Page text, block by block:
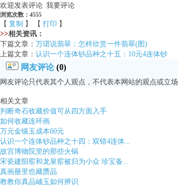
欢迎发表评论 我要评论
浏览次数：4555
【 复制 】 【 打印 】
>>相关资讯：
下篇文章： 万珺说翡翠：怎样欣赏一件翡翠(图)
上篇文章： 认识一个连体钞品种之十五：10元4连体钞
网友评论 (0)
网友评论只代表其个人观点，不代表本网站的观点或立场
相关文章
判断奇石收藏价值可从四方面入手
如何收藏连环画
万元金镶玉成本60元
认识一个连体钞品种之十四：双错4连体...
故宫博物院里的那些火锅
宋瓷建阳窑和龙泉窑被归为小众 珍宝备...
真画册里也藏赝品
教教你真品岫玉如何辨识